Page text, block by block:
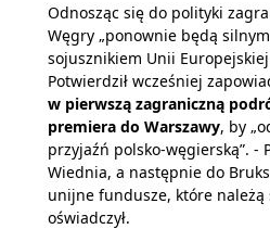
Odnosząc się do polityki
Węgry „ponownie będą
sojusznikiem Unii Europejskiej
Potwierdził wcześniej
w pierwszą zagraniczną
premiera do Warszawy, by
przyjaźń polsko-węgierską”. -
Wiednia, a następnie do
unijne fundusze, które należą
oświadczył.